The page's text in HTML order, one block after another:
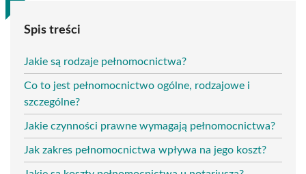
Spis treści
Jakie są rodzaje pełnomocnictwa?
Co to jest pełnomocnictwo ogólne, rodzajowe i
szczególne?
Jakie czynności prawne wymagają pełnomocnictwa?
Jak zakres pełnomocnictwa wpływa na jego koszt?